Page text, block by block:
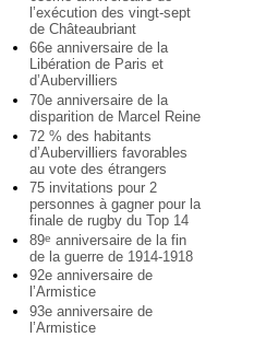
l’exécution des vingt-sept
de Châteaubriant
66e anniversaire de la
Libération de Paris et
d’Aubervilliers
70e anniversaire de la
disparition de Marcel Reine
72 % des habitants
d’Aubervilliers favorables
au vote des étrangers
75 invitations pour 2
personnes à gagner pour la
finale de rugby du Top 14
89e anniversaire de la fin
de la guerre de 1914-1918
92e anniversaire de
l’Armistice
93e anniversaire de
l’Armistice